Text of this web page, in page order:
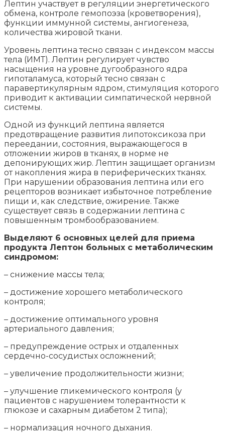
Лептин участвует в регуляции энергетического
обмена, контроле гемопоэза (кроветворения),
функции иммунной системы, ангиогенеза,
количества жировой ткани.
Уровень лептина тесно связан с индексом массы
тела (ИМТ). Лептин регулирует чувство
насыщения на уровне дугообразного ядра
гипоталамуса, который тесно связан с
паравертикулярным ядром, стимуляция которого
приводит к активации симпатической нервной
системы.
Одной из функций лептина является
предотвращение развития липотоксикоза при
переедании, состояния, выражающегося в
отложении жиров в тканях, в норме не
депонирующих жир. Лептин защищает организм
от накопления жира в периферических тканях.
При нарушении образования лептина или его
рецепторов возникает избыточное потребление
пищи и, как следствие, ожирение. Также
существует связь в содержании лептина с
повышенным тромбообразованием.
Выделяют 6 основных целей для приема
продукта Лептон больных с метаболическим
синдромом:
– снижение массы тела;
– достижение хорошего метаболического
контроля;
– достижение оптимального уровня
артериального давления;
– предупреждение острых и отдаленных
сердечно-сосудистых осложнений;
– увеличение продолжительности жизни;
– улучшение гликемического контроля (у
пациентов с нарушением толерантности к
глюкозе и сахарным диабетом 2 типа);
– нормализация ночного дыхания.